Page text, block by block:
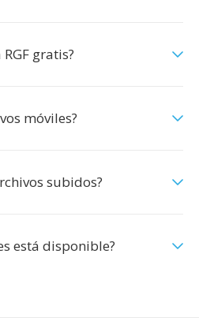
gratis?
móviles?
subidos?
está disponible?